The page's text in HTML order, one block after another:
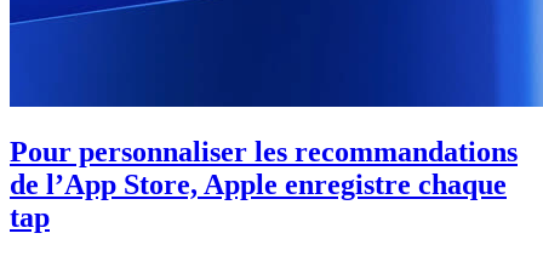
Pour personnaliser les recommandations
de l’App Store, Apple enregistre chaque
tap